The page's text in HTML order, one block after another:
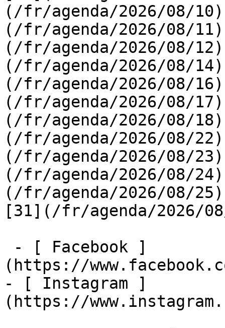
(/fr/agenda/2026/08/
(/fr/agenda/2026/08/
(/fr/agenda/2026/08/
(/fr/agenda/2026/08/
(/fr/agenda/2026/08/
(/fr/agenda/2026/08/
(/fr/agenda/2026/08/
(/fr/agenda/2026/08/
(/fr/agenda/2026/08/
(/fr/agenda/2026/08/
(/fr/agenda/2026/08/
[31](/fr/agenda/
(https://
- [ Instagram ]
(https://